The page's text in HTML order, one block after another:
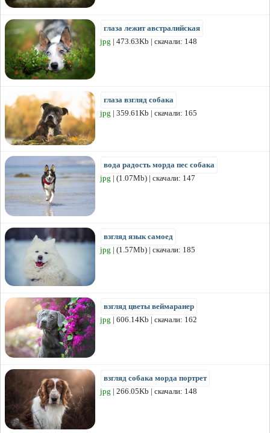
глаза лежит австралийская
jpg | 473.63Kb | скачали: 148
глаза взгляд собака
jpg | 359.61Kb | скачали: 165
вода радость морда пес собака
jpg | (1.07Mb) | скачали: 147
взгляд язык самоед
jpg | (1.57Mb) | скачали: 185
взгляд цветы веймаранер
jpg | 606.14Kb | скачали: 162
взгляд собака морда портрет
jpg | 266.05Kb | скачали: 148